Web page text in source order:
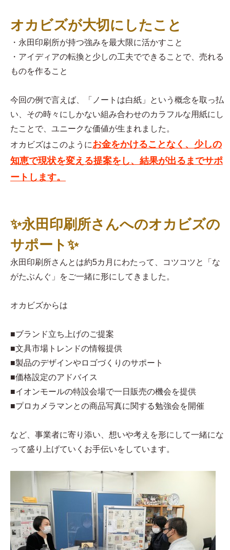
オカビズが大切にしたこと
・永田印刷所が持つ強みを最大限に活かすこと
・アイディアの転換と少しの工夫でできることで、売れる
ものを作ること
今回の例で言えば、「ノートは白紙」という概念を取っ払
い、その時々にしかない組み合わせのカラフルな用紙にし
たことで、ユニークな価値が生まれました。
オカビズはこのようにお金をかけることなく、少しの
知恵で現状を変える提案をし、結果が出るまでサポ
ートします。
✨永田印刷所さんへのオカビズの
サポート✨
永田印刷所さんとは約5カ月にわたって、コツコツと「な
がたぶんぐ」をご一緒に形にしてきました。
オカビズからは
■ブランド立ち上げのご提案
■文具市場トレンドの情報提供
■製品のデザインやロゴづくりのサポート
■価格設定のアドバイス
■イオンモールの特設会場で一日販売の機会を提供
■プロカメラマンとの商品写真に関する勉強会を開催
など、事業者に寄り添い、想いや考えを形にして一緒にな
って盛り上げていくお手伝いをしています。